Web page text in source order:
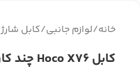
خانه/لوازم جانبی/کابل شارژ
کابل Hoco X76 چند کاره